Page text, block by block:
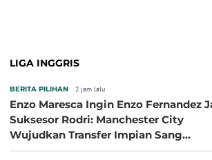
LIGA INGGRIS
BERITA PILIHAN 2 jam lalu
Enzo Maresca Ingin Enzo Fernandez
Suksesor Rodri: Manchester City
Wujudkan Transfer Impian Sang